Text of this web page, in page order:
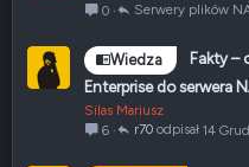
0
Serwery plików
Wiedza
Fakty –
Enterprise do serwera
Silas Mariusz
6
14
r70